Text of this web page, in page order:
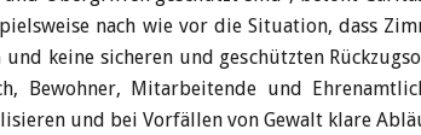
nach wie vor die Situation, dass
und keine sicheren und geschützten
Bewohner, Mitarbeitende und
und bei Vorfällen von Gewalt klare